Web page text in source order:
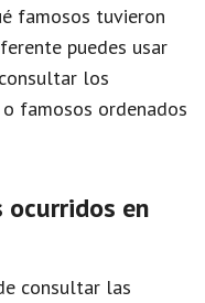
famosos tuvieron
puedes usar
los
famosos ordenados
ocurridos en
consultar las